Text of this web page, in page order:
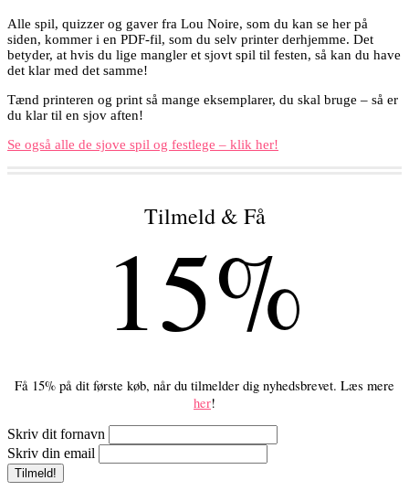
Alle spil, quizzer og gaver fra Lou Noire, som du kan se her på
siden, kommer i en PDF-fil, som du selv printer derhjemme. Det
betyder, at hvis du lige mangler et sjovt spil til festen, så kan du have
det klar med det samme!
Tænd printeren og print så mange eksemplarer, du skal bruge – så er
du klar til en sjov aften!
Se også alle de sjove spil og festlege – klik her!
Tilmeld & Få
15%
Få 15% på dit første køb, når du tilmelder dig nyhedsbrevet. Læs mere
her!
Skriv dit fornavn
Skriv din email